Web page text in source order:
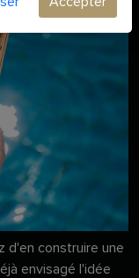
d'en construire une
envisagé l'idée